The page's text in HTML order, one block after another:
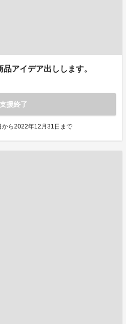
アイデア出しします。
支援終了
ら2022年12月31日まで